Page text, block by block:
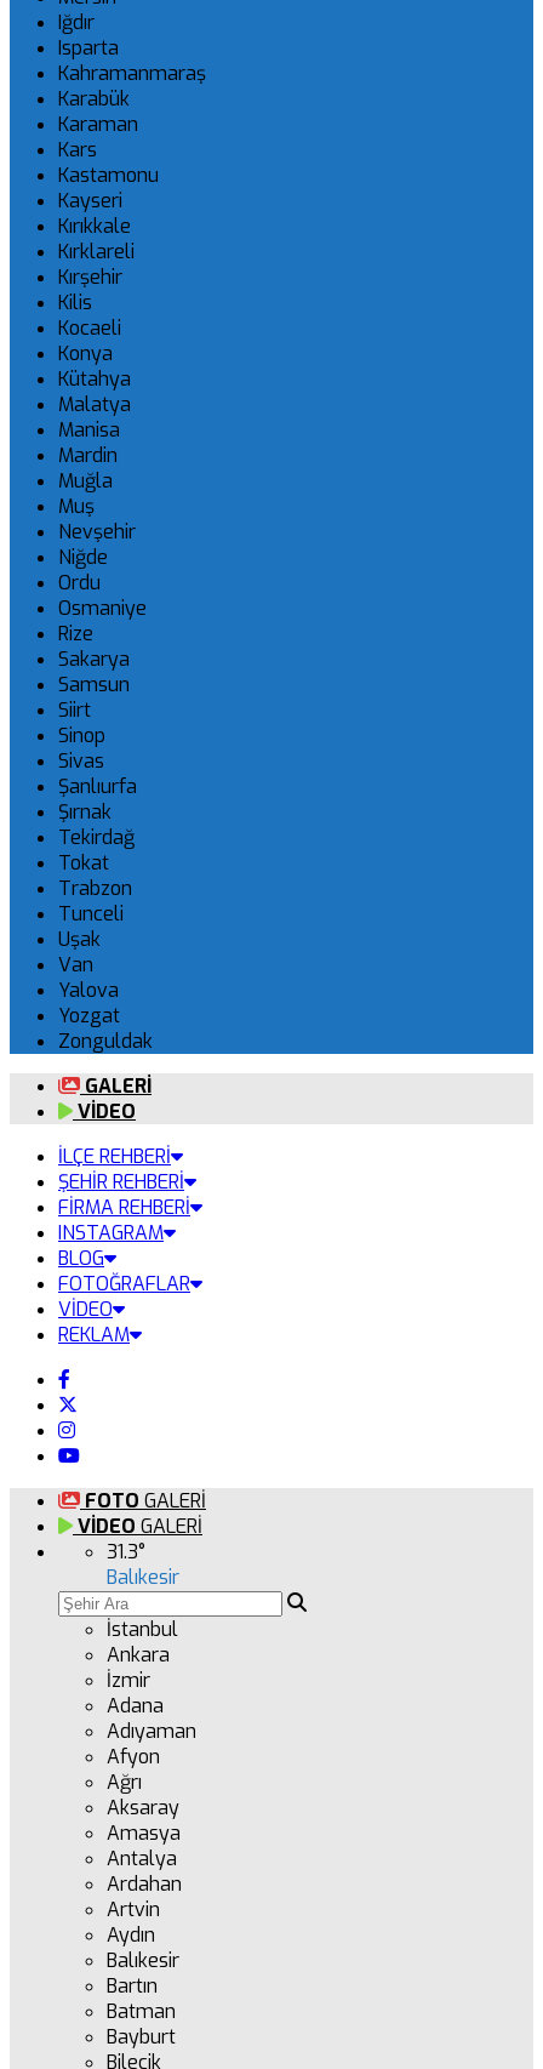
Iğdır
Isparta
Kahramanmaraş
Karabük
Karaman
Kars
Kastamonu
Kayseri
Kırıkkale
Kırklareli
Kırşehir
Kilis
Kocaeli
Konya
Kütahya
Malatya
Manisa
Mardin
Muğla
Muş
Nevşehir
Niğde
Ordu
Osmaniye
Rize
Sakarya
Samsun
Siirt
Sinop
Sivas
Şanlıurfa
Şırnak
Tekirdağ
Tokat
Trabzon
Tunceli
Uşak
Van
Yalova
Yozgat
Zonguldak
GALERİ
VİDEO
İLÇE REHBERİ
ŞEHİR REHBERİ
FİRMA REHBERİ
INSTAGRAM
BLOG
FOTOĞRAFLAR
VİDEO
REKLAM
FOTO GALERİ
VİDEO GALERİ
31.3°
Balıkesir
İstanbul
Ankara
İzmir
Adana
Adıyaman
Afyon
Ağrı
Aksaray
Amasya
Antalya
Ardahan
Artvin
Aydın
Balıkesir
Bartın
Batman
Bayburt
Bilecik